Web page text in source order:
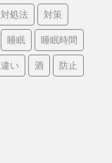
対処法 対策
睡眠 睡眠時間
違い 酒 防止